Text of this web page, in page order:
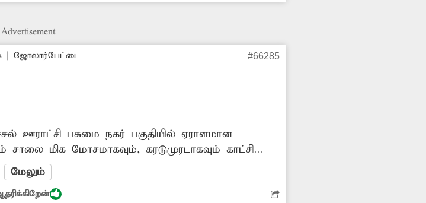
Advertisement
| ஜோலார்பேட்டை #66285
ஊராட்சி பசுமை நகர் பகுதியில் ஏராளமான
சாலை மிக மோசமாகவும், கரடுமுரடாகவும் காட்சி
சிரமப்படுகின்றனர். விபத்துகளும்
நடவடிக்கை எடுத்து தார்சாலை அமைக்க
மேலும்